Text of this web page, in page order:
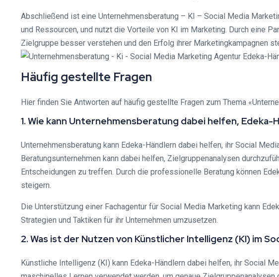
Abschließend ist eine Unternehmensberatung – KI – Social Media
und Ressourcen, und nutzt die Vorteile von KI im Marketing. Durch eine
Zielgruppe besser verstehen und den Erfolg ihrer Marketingkampagnen
Häufig gestellte Fragen
Hier finden Sie Antworten auf häufig gestellte Fragen zum Thema
1. Wie kann Unternehmensberatung dabei helfen,
Unternehmensberatung kann Edeka-Händlern dabei helfen, ihr Social
Beratungsunternehmen kann dabei helfen, Zielgruppenanalysen
Entscheidungen zu treffen. Durch die professionelle Beratung können
steigern.
Die Unterstützung einer Fachagentur für Social Media Marketing kann
Strategien und Taktiken für ihr Unternehmen umzusetzen.
2. Was ist der Nutzen von Künstlicher Intelligenz (KI) im
Künstliche Intelligenz (KI) kann Edeka-Händlern dabei helfen, ihr Social